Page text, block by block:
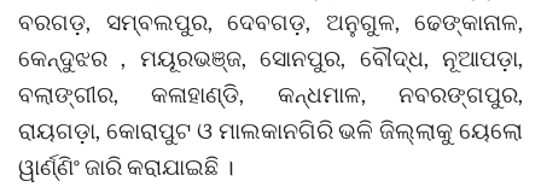
ବରଗଡ଼, ସମ୍ବଲପୁର, ଦେବଗଡ଼, ଅନୁଗୁଳ, ଢେଙ୍କାନାଳ,
କେନ୍ଦୁଝର , ମୟୂରଭଞ୍ଜ, ସୋନପୁର, ବୌଦ୍ଧ, ନୂଆପଡ଼ା,
ବଲାଙ୍ଗୀର, କଳାହାଣ୍ଡି, କନ୍ଧମାଳ, ନବରଙ୍ଗପୁର,
ରାୟଗଡ଼ା, କୋରାପୁଟ ଓ ମାଲକାନଗିରି ଭଳି ଜିଲ୍ଲାକୁ ୟେଲୋ
ୱାର୍ଣ୍ଣିଂ ଜାରି କରାଯାଇଛି ।